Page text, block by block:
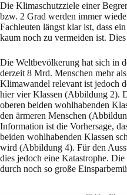
Die Klimaschutzziele einer
bzw. 2 Grad werden immer
Fachleuten längst klar ist, dass
kaum noch zu vermeiden ist.
Die Weltbevölkerung hat sich in
derzeit 8 Mrd. Menschen mehr
Klimawandel relevant ist jedoch
hier vier Klassen (Abbildung 2).
oberen beiden wohlhabenden
den ärmeren Menschen
Information ist die Vorhersage,
beiden wohlhabenden Klassen
wird (Abbildung 4). Für den
dies jedoch eine Katastrophe.
durch noch so große